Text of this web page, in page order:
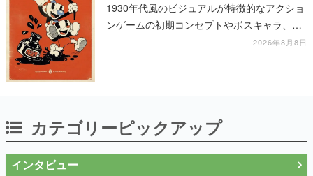
1930年代風のビジュアルが特徴的なアクショ
ンゲームの初期コンセプトやボスキャラ、ス
2026年8月8日
カテゴリーピックアップ
インタビュー